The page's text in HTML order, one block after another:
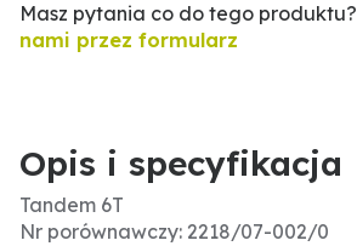
Masz pytania co do tego produktu?
nami przez formularz
Opis i specyfikacja
Tandem 6T
Nr porównawczy: 2218/07-002/0